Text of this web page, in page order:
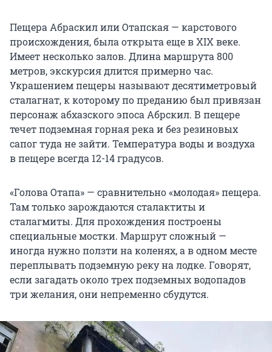
Пещера Абраскил или Отапская — карстового
происхождения, была открыта еще в XIX веке.
Имеет несколько залов. Длина маршрута 800
метров, экскурсия длится примерно час.
Украшением пещеры называют десятиметровый
сталагнат, к которому по преданию был привязан
персонаж абхазского эпоса Абрскил. В пещере
течет подземная горная река и без резиновых
сапог туда не зайти. Температура воды и воздуха
в пещере всегда 12-14 градусов.
«Голова Отапа» — сравнительно «молодая» пещера.
Там только зарождаются сталактиты и
сталагмиты. Для прохождения построены
специальные мостки. Маршрут сложный —
иногда нужно ползти на коленях, а в одном месте
переплывать подземную реку на лодке. Говорят,
если загадать около трех подземных водопадов
три желания, они непременно сбудутся.